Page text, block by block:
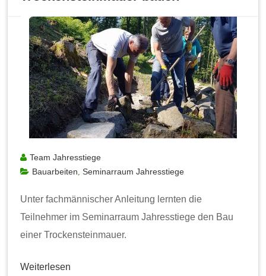
Team Jahresstiege
Bauarbeiten Seminarraum Jahresstiege
Unter fachmännischer Anleitung lernten die
Teilnehmer im Seminarraum Jahresstiege den Bau
einer Trockensteinmauer.
Weiterlesen